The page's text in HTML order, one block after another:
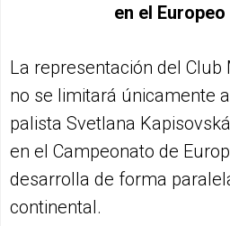
en el
La representación del
no se limitará únicamente
palista Svetlana
en el Campeonato de
desarrolla de forma
continental.